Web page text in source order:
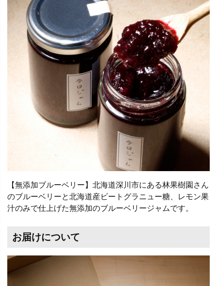
【無添加ブルーベリー】北海道深川市にある林果樹園さん
のブルーベリーと北海道産ビートグラニュー糖、レモン果
汁のみで仕上げた無添加のブルーベリージャムです。
お届けについて